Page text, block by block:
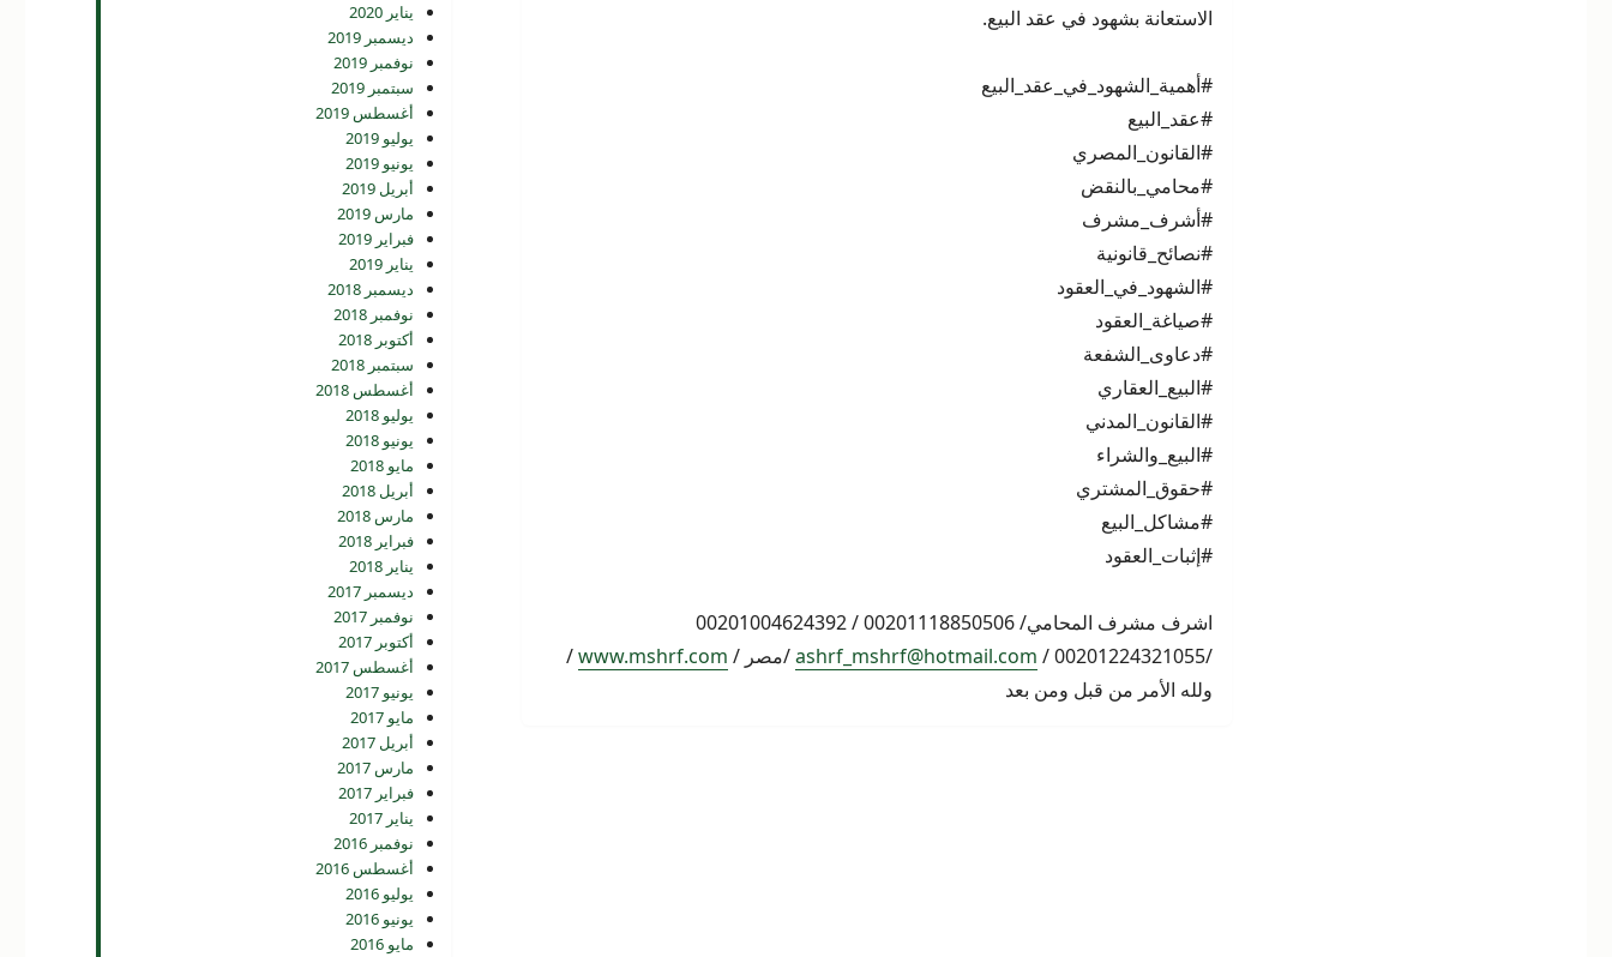
الاستعانة بشهود في عقد البيع.
#أهمية_الشهود_في_عقد_البيع
#عقد_البيع
#القانون_المصري
#محامي_بالنقض
#أشرف_مشرف
#نصائح_قانونية
#الشهود_في_العقود
#صياغة_العقود
#دعاوى_الشفعة
#البيع_العقاري
#القانون_المدني
#البيع_والشراء
#حقوق_المشتري
#مشاكل_البيع
#إثبات_العقود
اشرف مشرف المحامي/ 00201118850506 / 00201004624392
/00201224321055 /
ashrf_mshrf@hotmail.com/مصر / www.mshrf.com
/
ولله الأمر من قبل ومن بعد
يناير 2020
ديسمبر 2019
نوفمبر 2019
سبتمبر 2019
أغسطس 2019
يوليو 2019
يونيو 2019
أبريل 2019
مارس 2019
فبراير 2019
يناير 2019
ديسمبر 2018
نوفمبر 2018
أكتوبر 2018
سبتمبر 2018
أغسطس 2018
يوليو 2018
يونيو 2018
مايو 2018
أبريل 2018
مارس 2018
فبراير 2018
يناير 2018
ديسمبر 2017
نوفمبر 2017
أكتوبر 2017
أغسطس 2017
يونيو 2017
مايو 2017
أبريل 2017
مارس 2017
فبراير 2017
يناير 2017
نوفمبر 2016
أغسطس 2016
يوليو 2016
يونيو 2016
مايو 2016